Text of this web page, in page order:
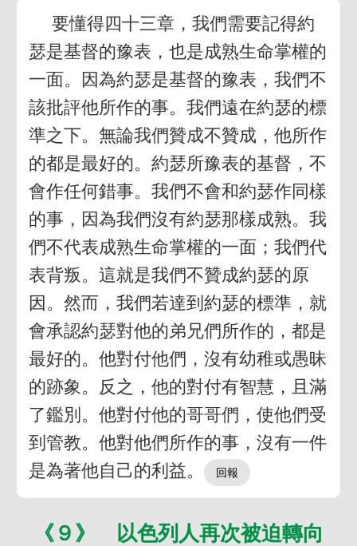
要懂得四十三章，我們需要記得約
瑟是基督的豫表，也是成熟生命掌權的
一面。因為約瑟是基督的豫表，我們不
該批評他所作的事。我們遠在約瑟的標
準之下。無論我們贊成不贊成，他所作
的都是最好的。約瑟所豫表的基督，不
會作任何錯事。我們不會和約瑟作同樣
的事，因為我們沒有約瑟那樣成熟。我
們不代表成熟生命掌權的一面；我們代
表背叛。這就是我們不贊成約瑟的原
因。然而，我們若達到約瑟的標準，就
會承認約瑟對他的弟兄們所作的，都是
最好的。他對付他們，沒有幼稚或愚昧
的跡象。反之，他的對付有智慧，且滿
了鑑別。他對付他的哥哥們，使他們受
到管教。他對他們所作的事，沒有一件
是為著他自己的利益。
《９》 以色列人再次被迫轉向